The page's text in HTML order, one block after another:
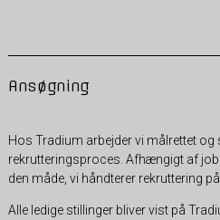
Ansøgning
Hos Tradium arbejder vi målrettet og
rekrutteringsproces. Afhængigt af
den måde, vi håndterer rekruttering på.
Alle ledige stillinger bliver vist på